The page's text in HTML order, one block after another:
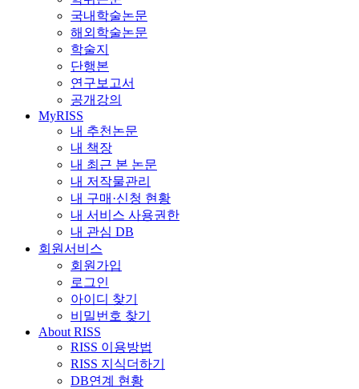
국내학술논문
해외학술논문
학술지
단행본
연구보고서
공개강의
MyRISS
내 추천논문
내 책장
내 최근 본 논문
내 저작물관리
내 구매·신청 현황
내 서비스 사용권한
내 관심 DB
회원서비스
회원가입
로그인
아이디 찾기
비밀번호 찾기
About RISS
RISS 이용방법
RISS 지식더하기
DB연계 현황